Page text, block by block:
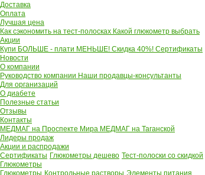
Доставка
Оплата
Лучшая цена
Как сэкономить на тест-полосках Какой глюкометр выбрать
Акции
Купи БОЛЬШЕ - плати МЕНЬШЕ! Скидка 40%! Сертификаты
Новости
О компании
Руководство компании Наши продавцы-консультанты
Для организаций
О диабете
Полезные статьи
Отзывы
Контакты
МЕДМАГ на Проспекте Мира МЕДМАГ на Таганской
Лидеры продаж
Акции и распродажи
Сертификаты Глюкометры дешево Тест-полоски со скидкой
Глюкометры
Глюкометры Контрольные растворы Элементы питания